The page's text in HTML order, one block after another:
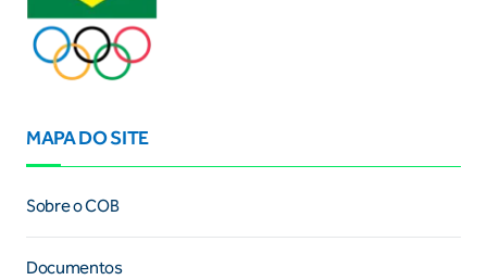
MAPA DO SITE
Sobre o COB
Documentos